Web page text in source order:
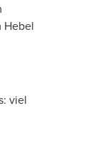
Hebel
viel